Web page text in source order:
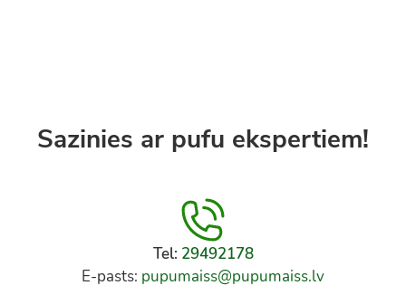
Sazinies ar pufu ekspertiem!
Tel: 29492178
E-pasts: pupumaiss@pupumaiss.lv